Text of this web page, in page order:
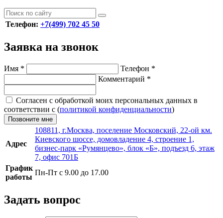
Телефон: +7(499) 702 45 50
Заявка на звонок
Имя * Телефон *
Комментарий *
Согласен с обработкой моих персональных данных в
соответствии с (политикой конфиденциальности)
Позвоните мне
Адрес
108811, г.Москва, поселение Московский, 22-ой км.
Киевского шоссе, домовладение 4, строение 1,
бизнес-парк «Румянцево», блок «Б», подъезд 6, этаж
7, офис 701Б
График
работы
Пн-Пт с 9.00 до 17.00
Задать вопрос